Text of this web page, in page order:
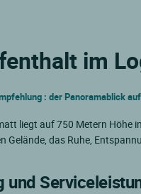
im
: der Panoramablick
liegt auf 750 Metern Höhe
Gelände, das Ruhe,
und